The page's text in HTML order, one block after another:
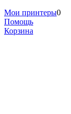
Мои принтеры0
Помощь
Корзина